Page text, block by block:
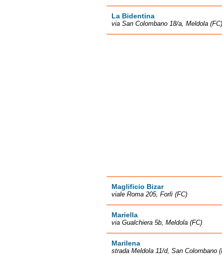
La Bidentina
via San Colombano 18/a, Meldola (FC)
Maglificio Bizar
viale Roma 205, Forlì (FC)
Mariella
via Gualchiera 5b, Meldola (FC)
Marilena
strada Meldola 11/d, San Colombano